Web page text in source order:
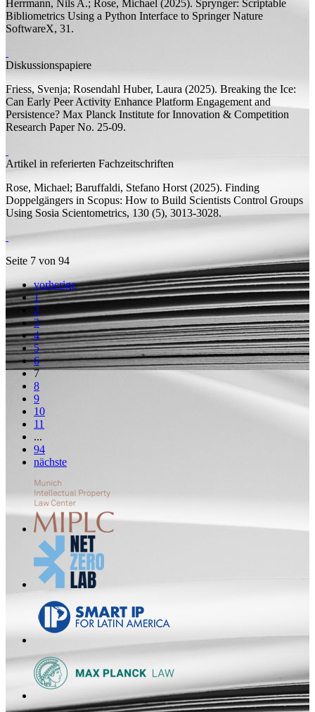
Herrmann, Nils A.; Rose, Michael (2025). Sprynger: Scriptable
Bibliometrics Using a Python Interface to Springer Nature
SoftwareX, 31.
Diskussionspapiere
Friess, Svenja; Rosendahl Huber, Laura (2025). Breaking the Ice:
Can Early Peer Activity Enhance Platform Engagement and
Persistence? Max Planck Institute for Innovation & Competition
Research PaperNo. 25-09.
Artikel in referierten Fachzeitschriften
Rose, Michael; Baruffaldi, Stefano Horst (2025). Finding
Doppelgängers in Scopus: How to Build Scientists Control Groups
Using Sosia Scientometrics, 130 (5), 3013-3028.
Seite 7 von 94
vorherige
1
2
3
4
5
6
7
8
9
10
11
...
94
nächste